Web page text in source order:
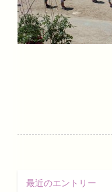
最近のエントリー